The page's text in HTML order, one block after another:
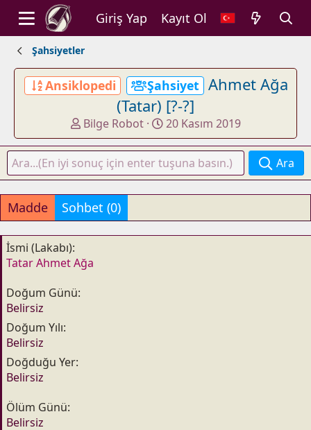
Giriş Yap Kayıt Ol
Şahsiyetler
Ansiklopedi Şahsiyet Ahmet Ağa
(Tatar) [?-?]
K
o
n
u
y
u
b
l
Bilge Robot
B
a
ş
l
a
n
20 Kasım 2019
Ara
Madde Sohbet (0)
İsmi (Lakabı)
Tatar Ahmet Ağa
Doğum Günü
Belirsiz
Doğum Yılı
Belirsiz
Doğduğu Yer
Belirsiz
Ölüm Günü
Belirsiz